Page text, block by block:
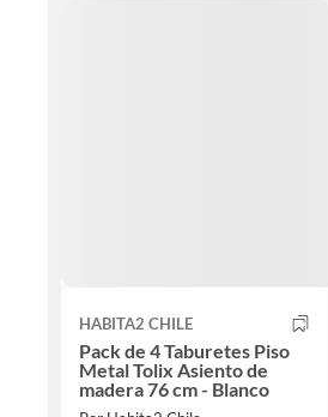
HABITA2 CHILE
Pack de 4 Taburetes Piso
Metal Tolix Asiento de
madera 76 cm - Blanco